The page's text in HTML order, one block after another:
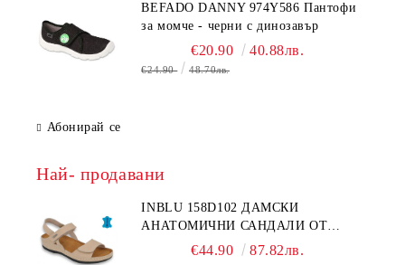
BEFADO DANNY 974Y586 Пантофи
за момче - черни с динозавър
€20.90 40.88лв.
€24.90 48.70лв.
Абонирай се
Най- продавани
INBLU 158D102 ДАМСКИ
АНАТОМИЧНИ САНДАЛИ ОТ
ЕСТЕСТВЕНА КОЖА, БЕЖОВИ
€44.90 87.82лв.